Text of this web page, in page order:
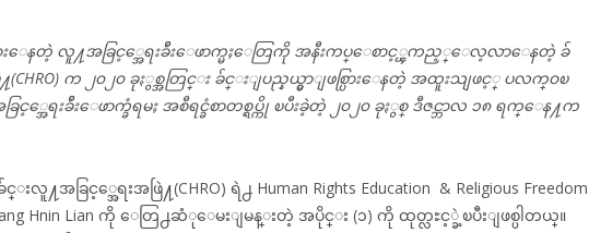
ြားေနတဲ့ လူ႔အခြင့္အေရးခ်ဴိးေဖာက္မႈေတြကို အနီးကပ္ေစာင့္ၾကည့္ေလ့လာေနတဲ့ ခ်
က ၂၀၂၀ ခုႏွစ္အတြင္း ခ်င္းျပည္နယ္မွာျဖစ္ပြားေနတဲ့ အထူးသျဖင့္ ပလက္၀ၿ
ခြင့္အေရးခ်ဴိးေဖာက္ခံရမႈ အစီရင္ခံစာတစ္ရပ္ကို ၿပီးခဲ့တဲ့ ၂၀၂၀ ခုႏွစ္ ဒီဇင္ဘာလ ၁၈ ရက္ေန႔က
းလူ႔အခြင့္အေရးအဖြဲ႔(CHRO) ရဲ႕ Human Rights Education & Religious Freedom
Sang Hnin Lian ကို ေတြ႕ဆံုေမးျမန္းတဲ့ အပိုင္း (၁) ကို ထုတ္လႊင့္ခဲ့ၿပီးျဖစ္ပါတယ္။